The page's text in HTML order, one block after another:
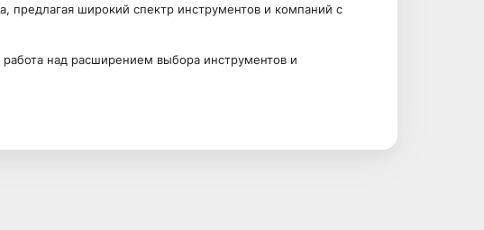
предлагая широкий спектр инструментов и компаний с
над расширением выбора инструментов и